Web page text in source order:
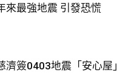
來最強地震 引發恐慌
濟簽0403地震「安心屋」